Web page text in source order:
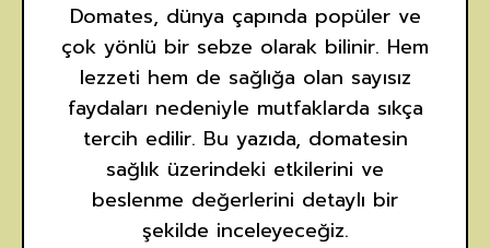
Domates, dünya çapında popüler ve
çok yönlü bir sebze olarak bilinir. Hem
lezzeti hem de sağlığa olan sayısız
faydaları nedeniyle mutfaklarda sıkça
tercih edilir. Bu yazıda, domatesin
sağlık üzerindeki etkilerini ve
beslenme değerlerini detaylı bir
şekilde inceleyeceğiz.